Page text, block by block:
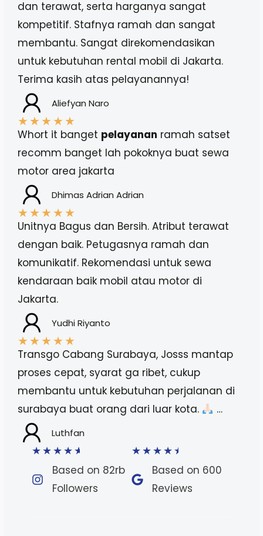
dan terawat, serta harganya sangat
kompetitif. Stafnya ramah dan sangat
membantu. Sangat direkomendasikan
untuk kebutuhan rental mobil di Jakarta.
Terima kasih atas pelayanannya!
Aliefyan Naro
★★★★★
Whort it banget pelayanan ramah satset
recomm banget lah pokoknya buat sewa
motor area jakarta
Dhimas Adrian Adrian
★★★★★
Unitnya Bagus dan Bersih. Atribut terawat
dengan baik. Petugasnya ramah dan
komunikatif. Rekomendasi untuk sewa
kendaraan baik mobil atau motor di
Jakarta.
Yudhi Riyanto
★★★★★
Transgo Cabang Surabaya, Josss mantap
proses cepat, syarat ga ribet, cukup
membantu untuk kebutuhan perjalanan di
surabaya buat orang dari luar kota.
…
Luthfan
★★★★★
Based on 82rb
Followers​
★★★★★
Based on 600
Reviews​